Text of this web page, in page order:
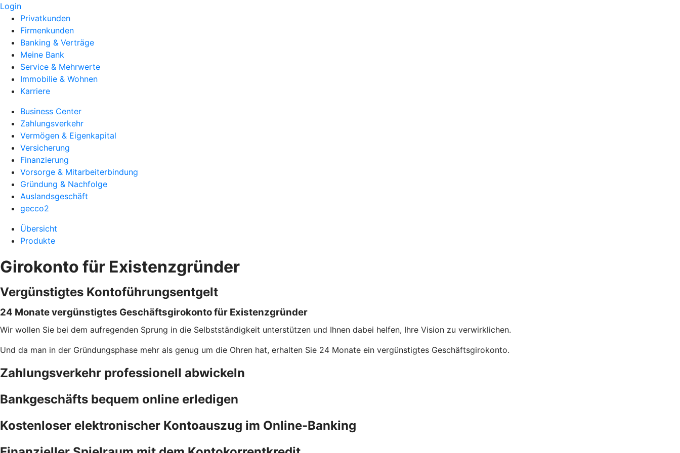
Login
Privatkunden
Firmenkunden
Banking & Verträge
Meine Bank
Service & Mehrwerte
Immobilie & Wohnen
Karriere
Business Center
Zahlungsverkehr
Vermögen & Eigenkapital
Versicherung
Finanzierung
Vorsorge & Mitarbeiterbindung
Gründung & Nachfolge
Auslandsgeschäft
gecco2
Übersicht
Produkte
Girokonto für Existenzgründer
Vergünstigtes Kontoführungsentgelt
24 Monate vergünstigtes Geschäftsgirokonto für Existenzgründer
Wir wollen Sie bei dem aufregenden Sprung in die Selbstständigkeit unterstützen und Ihnen dabei helfen, Ihre Vision zu verwirklichen.
Und da man in der Gründungsphase mehr als genug um die Ohren hat, erhalten Sie 24 Monate ein vergünstigtes Geschäftsgirokonto.
Zahlungsverkehr professionell abwickeln
Bankgeschäfts bequem online erledigen
Kostenloser elektronischer Kontoauszug im Online-Banking